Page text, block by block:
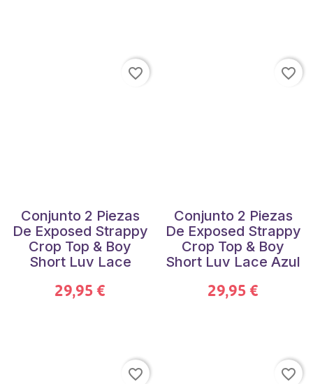
Conjunto 2 Piezas
De Exposed Strappy
Crop Top & Boy
Short Luv Lace
29,95 €
favorite_border
Conjunto 2 Piezas
De Exposed Strappy
Crop Top & Boy
Short Luv Lace Azul
29,95 €
favorite_border
favorite_border favorite_border